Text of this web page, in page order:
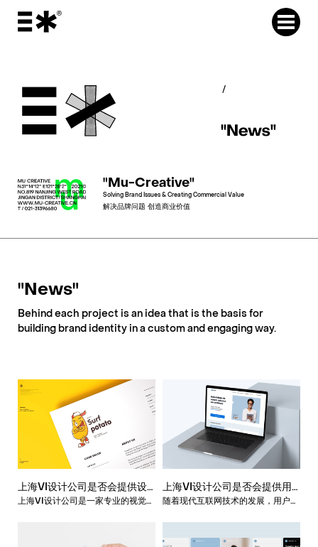
"Mu-Creative"
Solving Brand Issues & Creating Commercial Value
解决品牌问题 创造商业价值
"News"
Behind each project is an idea that is the basis for
building brand identity in a custom and engaging way.
上海VI设计公司是否会提供设
计作品的标准化和规范化服
上海VI设计公司是一家专业的视觉形
上海VI设计公司是否会提供用
户体验和用户界面设计服务？
随着现代互联网技术的发展，用户体
成为越来越重要的设计领域，许多企